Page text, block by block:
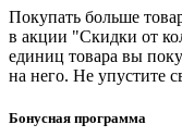
Покупать больше
в акции "Скидки от
единиц товара вы
на него. Не упустите
Бонусная программа